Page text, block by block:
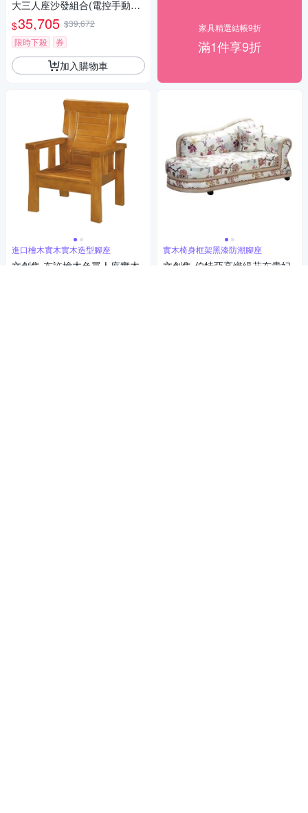
大三人座沙發組合(電控手動調
整坐墊功能)-296x100x95cm免
組
$35,705 $39,672
限時下殺
券
加入購物車
進口檜木實木實木造型腳座
文創集 布許檜木色單人座實木
家具精選結帳9折
滿1件享9折
實木椅身框架黑漆防潮腳座
文創集 伯特亞高織緹花布貴妃